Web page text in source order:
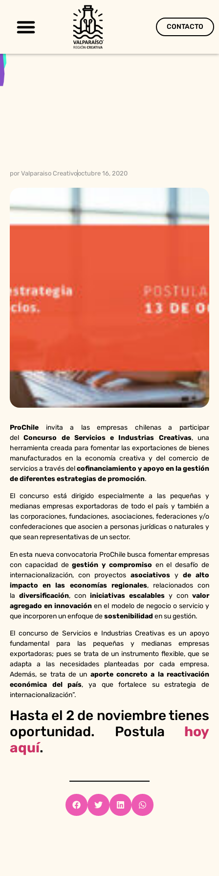
CONTACTO
por Valparaiso Creativooctubre 16, 2020
ProChile invita a las empresas chilenas a participar
delConcurso de Servicios e Industrias Creativas, una
herramienta creada para fomentar las exportaciones de bienes
manufacturados en la economía creativa y del comercio de
servicios a través delcofinanciamiento y apoyo en la gestión
de diferentes estrategias de promoción.
El concurso está dirigido especialmente a las pequeñas y
medianas empresas exportadoras de todo el país y también a
las corporaciones, fundaciones, asociaciones, federaciones y/o
confederaciones que asocien a personas jurídicas o naturales y
que sean representativas de un sector.
En esta nueva convocatoria ProChile busca fomentar empresas
con capacidad degestión y compromiso en el desafío de
internacionalización, con proyectos asociativos y de alto
impacto en las economías regionales, relacionados con
la diversificación, con iniciativas escalables y con valor
agregado en innovación en el modelo de negocio o servicio y
que incorporen un enfoque desostenibilidad en su gestión.
El concurso de Servicios e Industrias Creativas es un apoyo
fundamental para las pequeñas y medianas empresas
exportadoras; pues se trata de un instrumento flexible, que se
adapta a las necesidades planteadas por cada empresa.
Además, se trata de un aporte concreto a la reactivación
económica del país, ya que fortalece su estrategia de
internacionalización”.
Hasta el 2 de noviembre tienes
oportunidad. Postula hoy
aquí.